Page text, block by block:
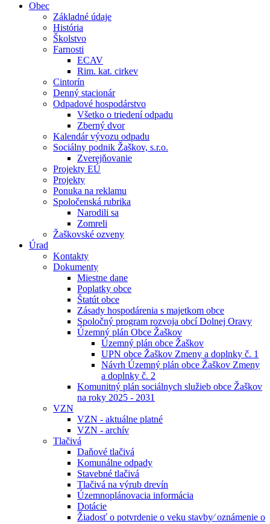
Obec
Základné údaje
História
Školstvo
Farnosti
ECAV
Rim. kat. cirkev
Cintorín
Denný stacionár
Odpadové hospodárstvo
Všetko o triedení odpadu
Zberný dvor
Kalendár vývozu odpadu
Sociálny podnik Žaškov, s.r.o.
Zverejňovanie
Projekty EÚ
Projekty
Ponuka na reklamu
Spoločenská rubrika
Narodili sa
Zomreli
Žaškovské ozveny
Úrad
Kontakty
Dokumenty
Miestne dane
Poplatky obce
Štatút obce
Zásady hospodárenia s majetkom obce
Spoločný program rozvoja obcí Dolnej Oravy
Územný plán Obce Žaškov
Územný plán obce Žaškov
UPN obce Žaškov Zmeny a doplnky č. 1
Návrh Územný plán obce Žaškov Zmeny
a doplnky č. 2
Komunitný plán sociálnych služieb obce Žaškov
na roky 2025 - 2031
VZN
VZN - aktuálne platné
VZN - archív
Tlačivá
Daňové tlačivá
Komunálne odpady
Stavebné tlačivá
Tlačivá na výrub drevín
Územnoplánovacia informácia
Dotácie
Žiadosť o potvrdenie o veku stavby⁄ oznámenie o